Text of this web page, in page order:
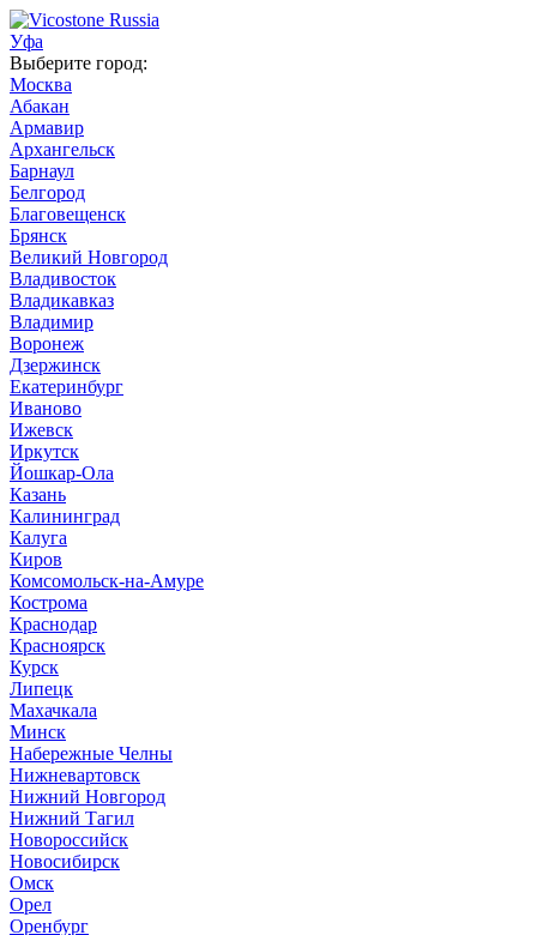
Уфа
Выберите город:
Москва
Абакан
Армавир
Архангельск
Барнаул
Белгород
Благовещенск
Брянск
Великий Новгород
Владивосток
Владикавказ
Владимир
Воронеж
Дзержинск
Екатеринбург
Иваново
Ижевск
Иркутск
Йошкар-Ола
Казань
Калининград
Калуга
Киров
Комсомольск-на-Амуре
Кострома
Краснодар
Красноярск
Курск
Липецк
Махачкала
Минск
Набережные Челны
Нижневартовск
Нижний Новгород
Нижний Тагил
Новороссийск
Новосибирск
Омск
Орел
Оренбург